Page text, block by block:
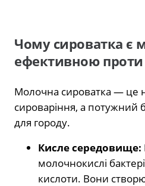
Чому сироватка є
ефективною проти
Молочна сироватка — це
сироваріння, а потужний
для городу.
Кисле середовище:
молочнокислі
кислоти. Вони